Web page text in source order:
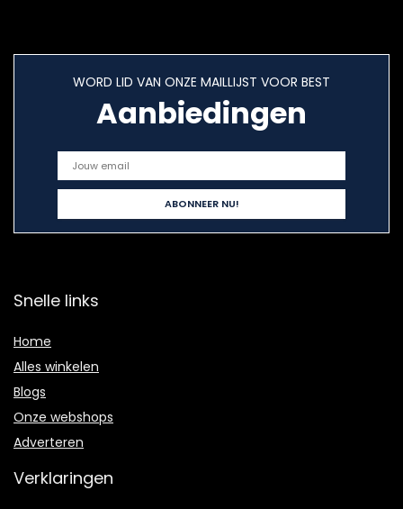
WORD LID VAN ONZE MAILLIJST VOOR BEST
Aanbiedingen
Snelle links
Home
Alles winkelen
Blogs
Onze webshops
Adverteren
Verklaringen